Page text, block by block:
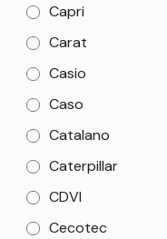
Capri
Carat
Casio
Caso
Catalano
Caterpillar
CDVI
Cecotec